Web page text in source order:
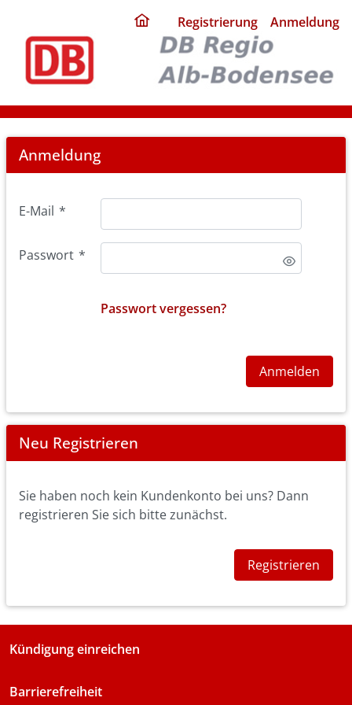
home
page
Registrierung Anmeldung
Login
Anmeldung
E-Mail *
Passwort *
Passwort vergessen?
Anmelden
Neu Registrieren
Sie haben noch kein Kundenkonto bei uns? Dann
registrieren Sie sich bitte zunächst.
Registrieren
Kündigung einreichen
Barrierefreiheit